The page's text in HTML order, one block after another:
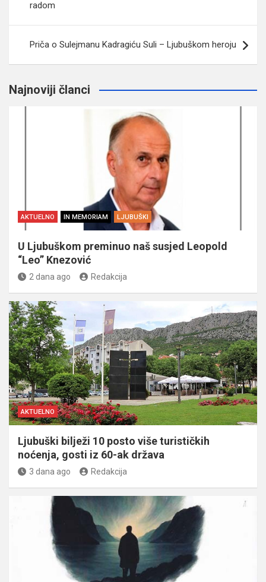
radom
Priča o Sulejmanu Kadragiću Suli – Ljubuškom heroju
Najnoviji članci
AKTUELNO IN MEMORIAM LJUBUŠKI
U Ljubuškom preminuo naš susjed Leopold
“Leo” Knezović
2 dana ago Redakcija
AKTUELNO
Ljubuški bilježi 10 posto više turističkih
noćenja, gosti iz 60-ak država
3 dana ago Redakcija